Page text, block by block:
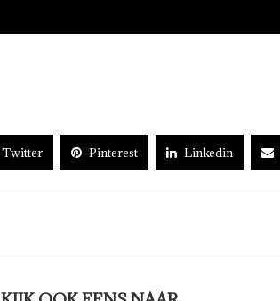
Twitter Pinterest Linkedin